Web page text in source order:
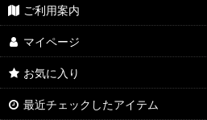
ご利用案内
マイページ
お気に入り
最近チェックしたアイテム